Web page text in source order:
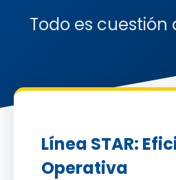
Todo es cuestión
Línea STAR:
Operativa